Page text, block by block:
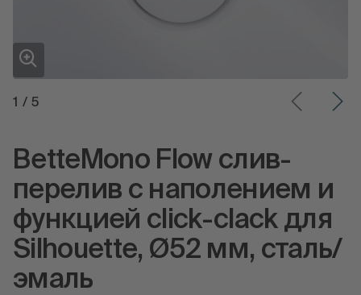
1 /5
BetteMono Flow cлив-
перелив с наполением и
функцией click-clack для
Silhouette, Ø52 мм, сталь/
эмаль